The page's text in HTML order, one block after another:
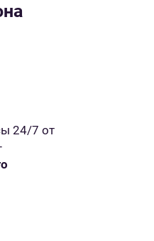
24/7 от